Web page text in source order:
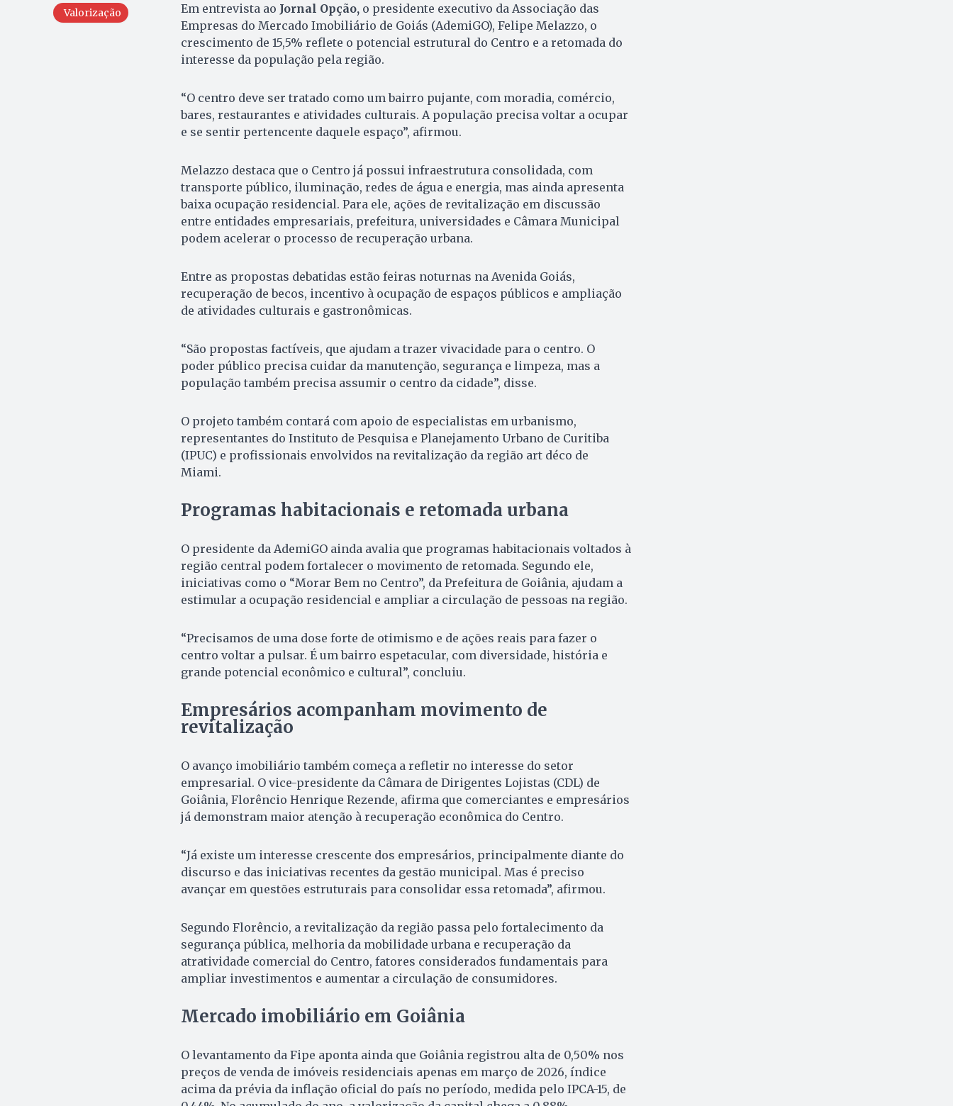
Valorização
Em entrevista ao Jornal Opção, o presidente executivo da Associação das
Empresas do Mercado Imobiliário de Goiás (AdemiGO), Felipe Melazzo, o
crescimento de 15,5% reflete o potencial estrutural do Centro e a retomada do
interesse da população pela região.
“O centro deve ser tratado como um bairro pujante, com moradia, comércio,
bares, restaurantes e atividades culturais. A população precisa voltar a ocupar
e se sentir pertencente daquele espaço”, afirmou.
Melazzo destaca que o Centro já possui infraestrutura consolidada, com
transporte público, iluminação, redes de água e energia, mas ainda apresenta
baixa ocupação residencial. Para ele, ações de revitalização em discussão
entre entidades empresariais, prefeitura, universidades e Câmara Municipal
podem acelerar o processo de recuperação urbana.
Entre as propostas debatidas estão feiras noturnas na Avenida Goiás,
recuperação de becos, incentivo à ocupação de espaços públicos e ampliação
de atividades culturais e gastronômicas.
“São propostas factíveis, que ajudam a trazer vivacidade para o centro. O
poder público precisa cuidar da manutenção, segurança e limpeza, mas a
população também precisa assumir o centro da cidade”, disse.
O projeto também contará com apoio de especialistas em urbanismo,
representantes do Instituto de Pesquisa e Planejamento Urbano de Curitiba
(IPUC) e profissionais envolvidos na revitalização da região art déco de
Miami.
Programas habitacionais e retomada urbana
O presidente da AdemiGO ainda avalia que programas habitacionais voltados à
região central podem fortalecer o movimento de retomada. Segundo ele,
iniciativas como o “Morar Bem no Centro”, da Prefeitura de Goiânia, ajudam a
estimular a ocupação residencial e ampliar a circulação de pessoas na região.
“Precisamos de uma dose forte de otimismo e de ações reais para fazer o
centro voltar a pulsar. É um bairro espetacular, com diversidade, história e
grande potencial econômico e cultural”, concluiu.
Empresários acompanham movimento de
revitalização
O avanço imobiliário também começa a refletir no interesse do setor
empresarial. O vice-presidente da Câmara de Dirigentes Lojistas (CDL) de
Goiânia, Florêncio Henrique Rezende, afirma que comerciantes e empresários
já demonstram maior atenção à recuperação econômica do Centro.
“Já existe um interesse crescente dos empresários, principalmente diante do
discurso e das iniciativas recentes da gestão municipal. Mas é preciso
avançar em questões estruturais para consolidar essa retomada”, afirmou.
Segundo Florêncio, a revitalização da região passa pelo fortalecimento da
segurança pública, melhoria da mobilidade urbana e recuperação da
atratividade comercial do Centro, fatores considerados fundamentais para
ampliar investimentos e aumentar a circulação de consumidores.
Mercado imobiliário em Goiânia
O levantamento da Fipe aponta ainda que Goiânia registrou alta de 0,50% nos
preços de venda de imóveis residenciais apenas em março de 2026, índice
acima da prévia da inflação oficial do país no período, medida pelo IPCA-15, de